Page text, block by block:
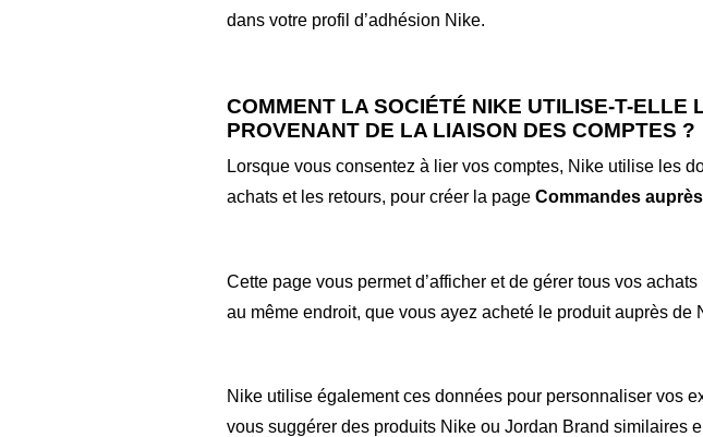
dans votre profil d’adhésion Nike.
COMMENT LA SOCIÉTÉ NIKE UTILISE-T-
PROVENANT DE LA LIAISON DES COMPTES ?
Lorsque vous consentez à lier vos comptes, Nike utilise les
achats et les retours, pour créer la page Commandes
Cette page vous permet d’afficher et de gérer tous vos
au même endroit, que vous ayez acheté le produit auprès de
Nike utilise également ces données pour personnaliser vos
vous suggérer des produits Nike ou Jordan Brand similaires